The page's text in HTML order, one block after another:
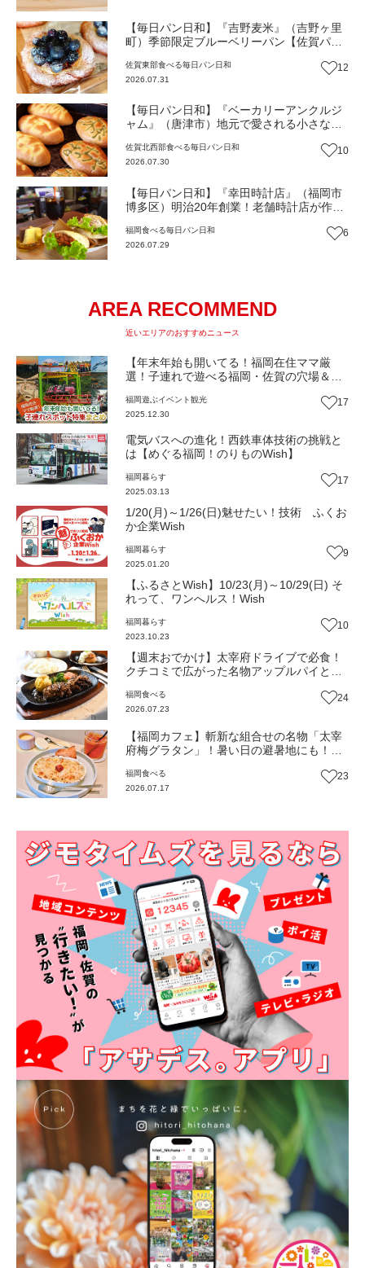
【毎日パン日和】『吉野麦米』（吉野ヶ里
町）季節限定ブルーベリーパン【佐賀パ
佐賀東部食べる毎日パン日和
2026.07.31
12
【毎日パン日和】『ベーカリーアンクルジ
ャム』（唐津市）地元で愛される小さなパ
佐賀北西部食べる毎日パン日和
2026.07.30
10
【毎日パン日和】『幸田時計店』（福岡市
博多区）明治20年創業！老舗時計店が作る
福岡食べる毎日パン日和
2026.07.29
6
AREA RECOMMEND
近いエリアのおすすめニュース
【年末年始も開いてる！福岡在住ママ厳
選！子連れで遊べる福岡・佐賀の穴場＆定
福岡遊ぶイベント観光
2025.12.30
17
電気バスへの進化！西鉄車体技術の挑戦と
は【めぐる福岡！のりものWish】
福岡暮らす
2025.03.13
17
1/20(月)～1/26(日)魅せたい！技術 ふくお
か企業Wish
福岡暮らす
2025.01.20
9
【ふるさとWish】10/23(月)～10/29(日) そ
れって、ワンへルス！Wish
福岡暮らす
2023.10.23
10
【週末おでかけ】太宰府ドライブで必食！
クチコミで広がった名物アップルパイと肉
と木』（福岡・太宰府市）【まち歩き】
福岡食べる
2026.07.23
24
【福岡カフェ】斬新な組合せの名物「太宰
府梅グラタン」！暑い日の避暑地にも！食
『cafe Si』（福岡・太宰府市）【まち歩
き】
福岡食べる
2026.07.17
23